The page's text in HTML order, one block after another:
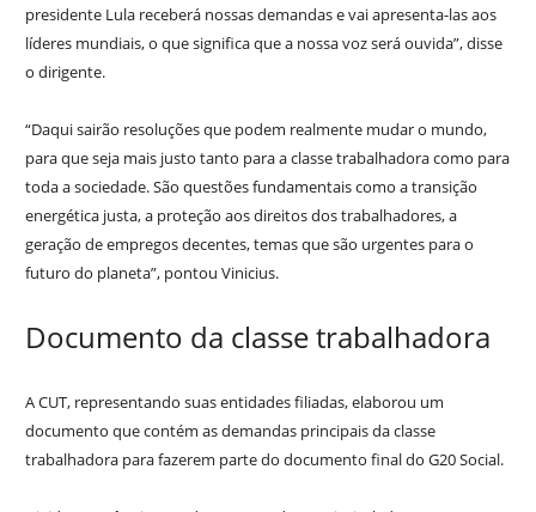
presidente Lula receberá nossas demandas e vai apresenta-las aos
líderes mundiais, o que significa que a nossa voz será ouvida”, disse
o dirigente.
“Daqui sairão resoluções que podem realmente mudar o mundo,
para que seja mais justo tanto para a classe trabalhadora como para
toda a sociedade. São questões fundamentais como a transição
energética justa, a proteção aos direitos dos trabalhadores, a
geração de empregos decentes, temas que são urgentes para o
futuro do planeta”, pontou Vinicius.
Documento da classe trabalhadora
A CUT, representando suas entidades filiadas, elaborou um
documento que contém as demandas principais da classe
trabalhadora para fazerem parte do documento final do G20 Social.